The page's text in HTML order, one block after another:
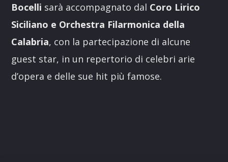
Bocelli sarà accompagnato dal Coro Lirico
Siciliano e Orchestra Filarmonica della
Calabria, con la partecipazione di alcune
guest star, in un repertorio di celebri arie
d’opera e delle sue hit più famose.